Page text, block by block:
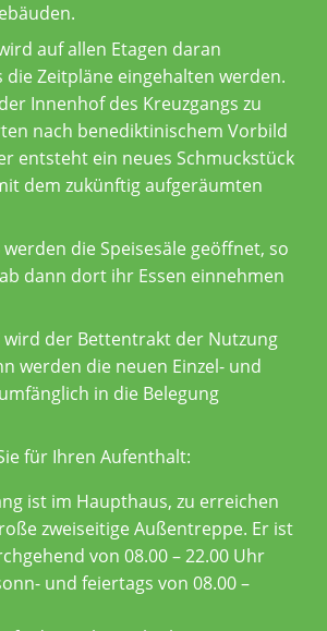
auf allen Etagen daran
die Zeitpläne eingehalten werden.
Innenhof des Kreuzgangs zu
nach benediktinischem Vorbild
entsteht ein neues Schmuckstück
dem zukünftig aufgeräumten
werden die Speisesäle geöffnet, so
dann dort ihr Essen einnehmen
wird der Bettentrakt der Nutzung
werden die neuen Einzel- und
in die Belegung
für Ihren Aufenthalt:
ist im Haupthaus, zu erreichen
zweiseitige Außentreppe. Er ist
von 08.00 – 22.00 Uhr
und feiertags von 08.00 –